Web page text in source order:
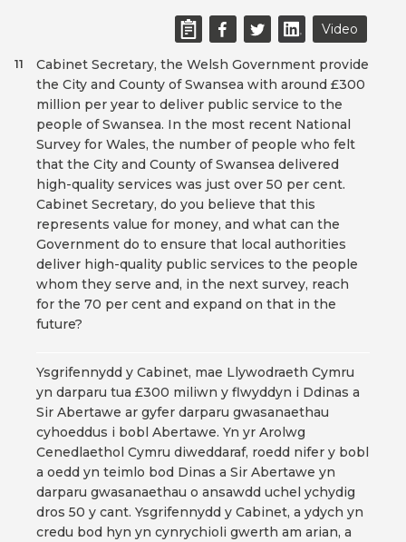
Video
Cabinet Secretary, the Welsh Government provide
the City and County of Swansea with around £300
million per year to deliver public service to the
people of Swansea. In the most recent National
Survey for Wales, the number of people who felt
that the City and County of Swansea delivered
high-quality services was just over 50 per cent.
Cabinet Secretary, do you believe that this
represents value for money, and what can the
Government do to ensure that local authorities
deliver high-quality public services to the people
whom they serve and, in the next survey, reach
for the 70 per cent and expand on that in the
future?
11
Ysgrifennydd y Cabinet, mae Llywodraeth Cymru
yn darparu tua £300 miliwn y flwyddyn i Ddinas a
Sir Abertawe ar gyfer darparu gwasanaethau
cyhoeddus i bobl Abertawe. Yn yr Arolwg
Cenedlaethol Cymru diweddaraf, roedd nifer y bobl
a oedd yn teimlo bod Dinas a Sir Abertawe yn
darparu gwasanaethau o ansawdd uchel ychydig
dros 50 y cant. Ysgrifennydd y Cabinet, a ydych yn
credu bod hyn yn cynrychioli gwerth am arian, a